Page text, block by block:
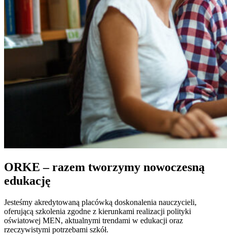
ORKE – razem tworzymy nowoczesną
edukację
Jesteśmy akredytowaną placówką doskonalenia nauczycieli,
oferującą szkolenia zgodne z kierunkami realizacji polityki
oświatowej MEN, aktualnymi trendami w edukacji oraz
rzeczywistymi potrzebami szkół.